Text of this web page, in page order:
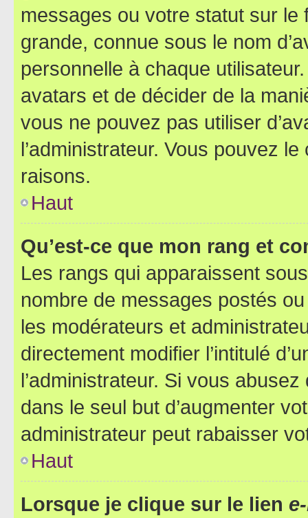
messages ou votre statut sur
grande, connue sous le nom
personnelle à chaque utilisateur.
avatars et de décider de la
vous ne pouvez pas utiliser
l’administrateur. Vous pouvez
raisons.
Haut
Qu’est-ce que mon rang et
Les rangs qui apparaissent
nombre de messages postés
les modérateurs et
directement modifier l’intitulé
l’administrateur. Si vous
dans le seul but d’augmenter
administrateur peut rabaisser
Haut
Lorsque je clique sur le lien